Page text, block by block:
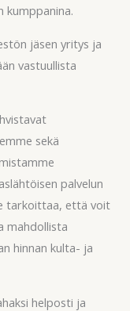
kumppanina.
jäsen yritys ja
vastuullista
sekä
palvelun
tarkoittaa, että voit
mahdollista
hinnan kulta- ja
helposti ja